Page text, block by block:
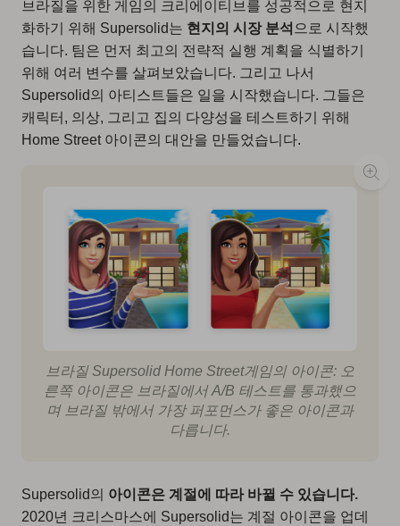
브라질을 위한 게임의 크리에이티브를 성공적으로 현지
화하기 위해 Supersolid는 현지의 시장 분석 으로 시작했
습니다. 팀은 먼저 최고의 전략적 실행 계획을 식별하기
위해 여러 변수를 살펴보았습니다. 그리고 나서
Supersolid의 아티스트들은 일을 시작했습니다. 그들은
캐릭터, 의상, 그리고 집의 다양성을 테스트하기 위해
Home Street 아이콘의 대안을 만들었습니다.
브라질 Supersolid Home Street게임의 아이콘: 오
른쪽 아이콘은 브라질에서 A/B 테스트를 통과했으
며 브라질 밖에서 가장 퍼포먼스가 좋은 아이콘과
다릅니다.
Supersolid의 아이콘은 계절에 따라 바뀔 수 있습니다.
2020년 크리스마스에 Supersolid는 계절 아이콘을 업데